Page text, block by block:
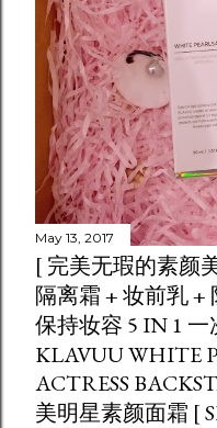
May 13, 2017
[ 完美无瑕的素颜
隔离霜 + 妆前乳 +
保持妆容 5 IN 1
KLAVUU WHITE
ACTRESS
美明星素颜面霜 [